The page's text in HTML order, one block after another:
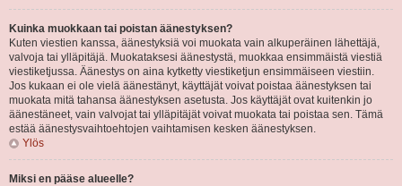
Kuinka muokkaan tai poistan äänestyksen?
Kuten viestien kanssa, äänestyksiä voi muokata vain alkuperäinen lähettäjä,
valvoja tai ylläpitäjä. Muokataksesi äänestystä, muokkaa ensimmäistä viestiä
viestiketjussa. Äänestys on aina kytketty viestiketjun ensimmäiseen viestiin.
Jos kukaan ei ole vielä äänestänyt, käyttäjät voivat poistaa äänestyksen tai
muokata mitä tahansa äänestyksen asetusta. Jos käyttäjät ovat kuitenkin jo
äänestäneet, vain valvojat tai ylläpitäjät voivat muokata tai poistaa sen. Tämä
estää äänestysvaihtoehtojen vaihtamisen kesken äänestyksen.
Ylös
Miksi en pääse alueelle?